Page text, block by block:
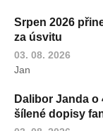
Srpen 2026
za úsvitu
03. 08. 2026
Jan
Dalibor Janda o
šílené dopisy